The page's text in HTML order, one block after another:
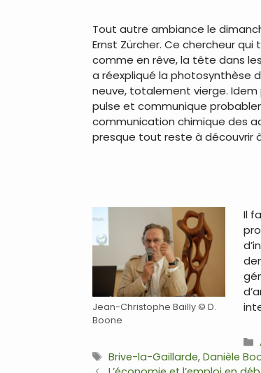
Tout autre ambiance le
Ernst Zürcher. Ce chercheur
comme en rêve, la tête dans
a réexpliqué la photosynthèse
neuve, totalement vierge. Idem
pulse et communique
communication chimique des
presque tout reste à découvrir
Jean-Christophe Bailly © D.
Boone
Il
Étiquettes
Brive-la-Gaillarde,Danièle